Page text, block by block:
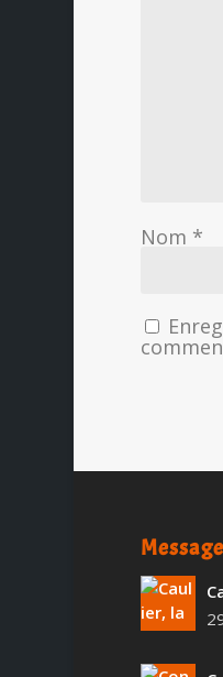
Nom *